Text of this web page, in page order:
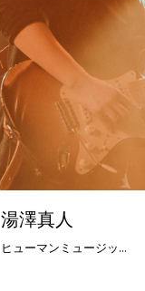
湯澤真人
ヒューマンミュージッ...